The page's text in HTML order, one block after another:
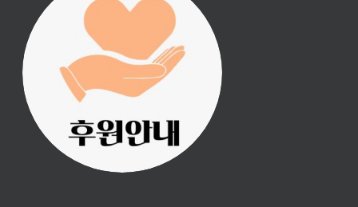
진리횃불 사역은 여러분
의 후원으로 이루어집니
다.